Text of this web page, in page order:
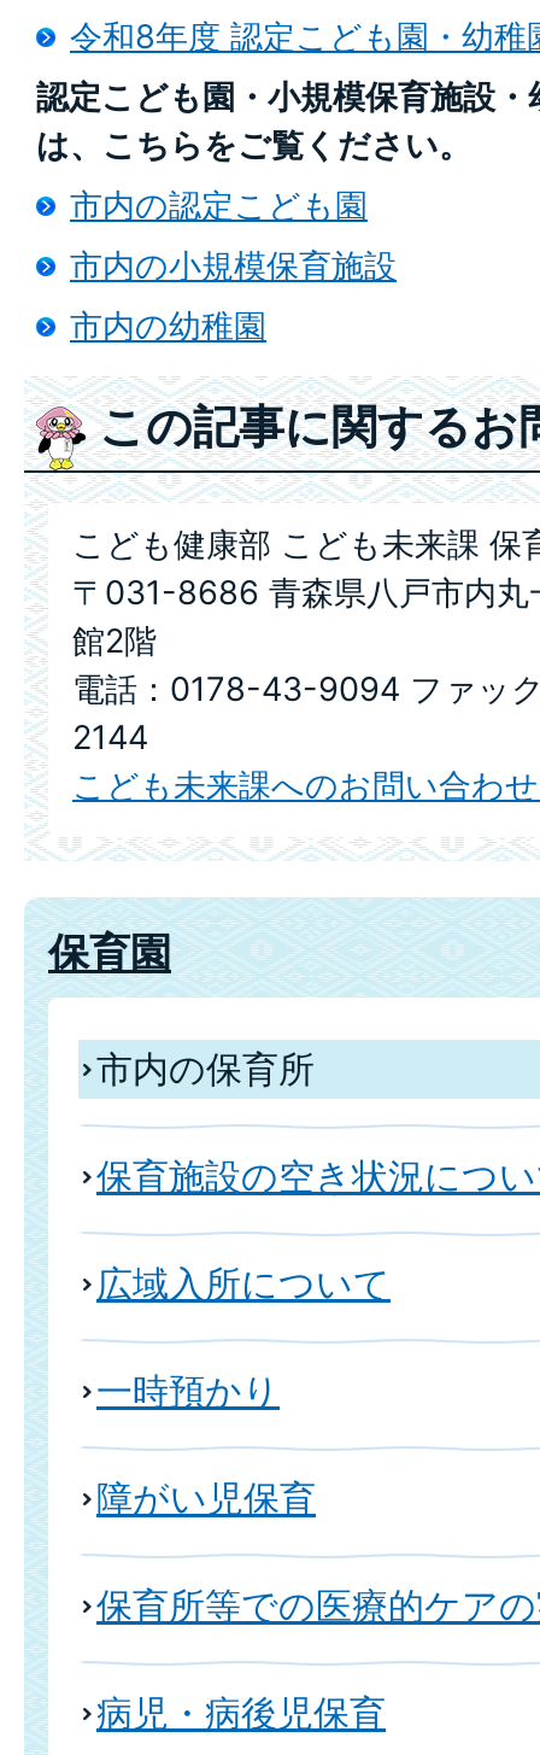
令和8年度 認定こども園・幼稚
認定こども園・小規模保育施設
は、こちらをご覧ください。
市内の認定こども園
市内の小規模保育施設
市内の幼稚園
この記事に関するお
こども健康部 こども未来課 保
〒031-8686 青森県八戸市内丸
館2階
電話：0178-43-9094 ファッ
2144
こども未来課へのお問い合わ
保育園
市内の保育所
保育施設の空き状況につ
広域入所について
一時預かり
障がい児保育
保育所等での医療的ケア
病児・病後児保育